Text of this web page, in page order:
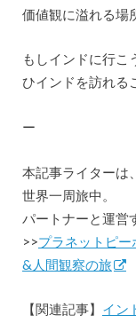
価値観に溢れる場
もしインドに行こ
ひインドを訪れる
ー
本記事ライターは
世界一周旅中。
パートナーと運営
>>プラネットピ
&人間観察の旅
【関連記事】 イン